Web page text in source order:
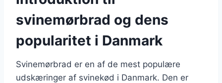
svinemørbrad og dens
popularitet i Danmark
Svinemørbrad er en af de mest populære
udskæringer af svinekød i Danmark. Den er